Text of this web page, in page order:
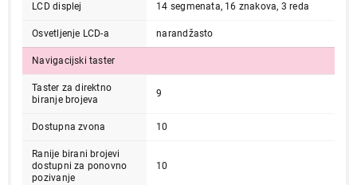
LCD displej 14 segmenata, 16 znakova, 3 reda
Osvetljenje LCD-a narandžasto
Navigacijski taster
Taster za direktno
biranje brojeva
9
Dostupna zvona 10
Ranije birani brojevi
dostupni za ponovno
pozivanje
10